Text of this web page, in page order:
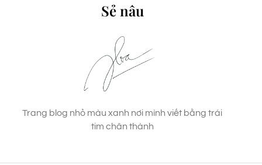
Sẻ nâu
Trang blog nhỏ màu xanh nơi mình viết bằng trái
tim chân thành